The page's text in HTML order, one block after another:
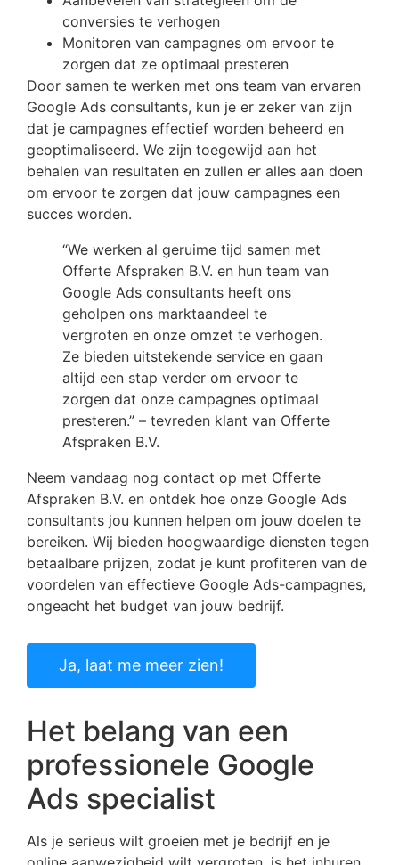
conversies te verhogen
Monitoren van campagnes om ervoor te
zorgen dat ze optimaal presteren
Door samen te werken met ons team van ervaren
Google Ads consultants, kun je er zeker van zijn
dat je campagnes effectief worden beheerd en
geoptimaliseerd. We zijn toegewijd aan het
behalen van resultaten en zullen er alles aan doen
om ervoor te zorgen dat jouw campagnes een
succes worden.
“We werken al geruime tijd samen met
Offerte Afspraken B.V. en hun team van
Google Ads consultants heeft ons
geholpen ons marktaandeel te
vergroten en onze omzet te verhogen.
Ze bieden uitstekende service en gaan
altijd een stap verder om ervoor te
zorgen dat onze campagnes optimaal
presteren.” – tevreden klant van Offerte
Afspraken B.V.
Neem vandaag nog contact op met Offerte
Afspraken B.V. en ontdek hoe onze Google Ads
consultants jou kunnen helpen om jouw doelen te
bereiken. Wij bieden hoogwaardige diensten tegen
betaalbare prijzen, zodat je kunt profiteren van de
voordelen van effectieve Google Ads-campagnes,
ongeacht het budget van jouw bedrijf.
Ja, laat me meer zien!
Het belang van een
professionele Google
Ads specialist
Als je serieus wilt groeien met je bedrijf en je